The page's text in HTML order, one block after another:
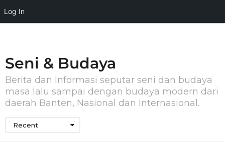
Log In
Seni & Budaya
Berita dan Informasi seputar seni dan budaya
masa lalu sampai dengan budaya modern dari
daerah Banten, Nasional dan Internasional.
Recent